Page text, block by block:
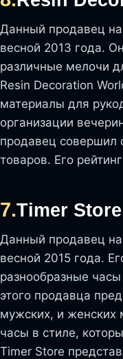
Данный продавец
весной 2013 года.
различные мелочи
Resin Decoration
материалы для
организации
продавец
товаров. Его
7.Timer Store
Данный продавец
весной 2015 года.
разнообразные
этого продавца
мужских, и
часы в стиле,
Timer Store